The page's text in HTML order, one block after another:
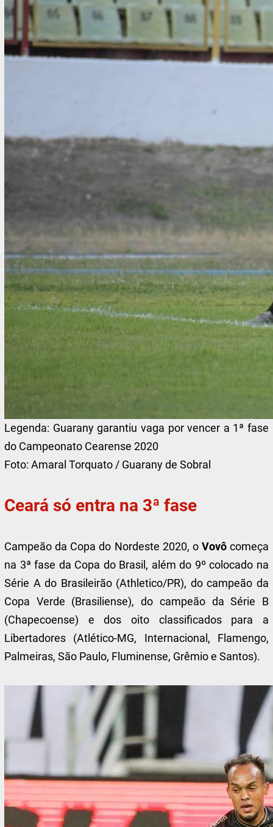
Legenda: Guarany garantiu vaga por vencer a 1ª fase
do Campeonato Cearense 2020
Foto:Amaral Torquato / Guarany de Sobral
Ceará só entra na 3ª fase
Campeão da Copa do Nordeste 2020, o Vovô começa
na 3ª fase da Copa do Brasil, além do 9º colocado na
Série A do Brasileirão (Athletico/PR), do campeão da
Copa Verde (Brasiliense), do campeão da Série B
(Chapecoense) e dos oito classificados para a
Libertadores (Atlético-MG, Internacional, Flamengo,
Palmeiras, São Paulo, Fluminense, Grêmio e Santos).